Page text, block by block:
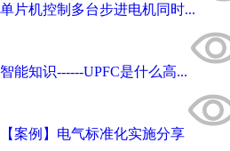
单片机控制多台步进电机同时...
智能知识------UPFC是什么高...
【案例】电气标准化实施分享